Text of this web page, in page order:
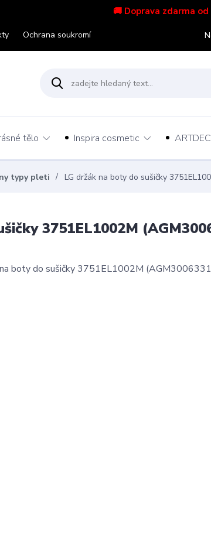
🚚 Doprava zdarma od
Ochrana soukromí
tělo Inspira cosmetic
typy pleti LG držák na boty do sušičky
3751EL1002M